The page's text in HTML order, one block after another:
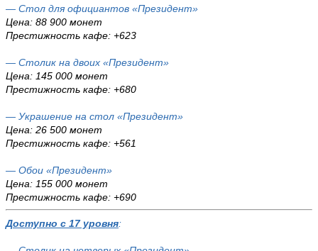
— Стол для официантов «Президент»
Цена: 88 900 монет
Престижность кафе: +623
— Столик на двоих «Президент»
Цена: 145 000 монет
Престижность кафе: +680
— Украшение на стол «Президент»
Цена: 26 500 монет
Престижность кафе: +561
— Обои «Президент»
Цена: 155 000 монет
Престижность кафе: +690
Доступно с 17 уровня: